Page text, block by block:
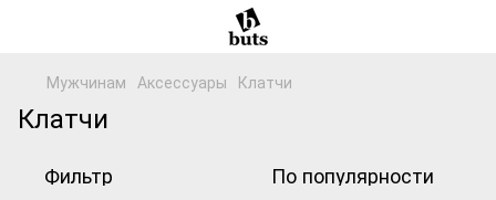
Мужчинам Аксессуары Клатчи
Клатчи
Фильтр По популярности